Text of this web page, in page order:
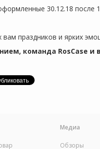
30.12.18 после
вам праздников и ярких
команда RosCase и
Медиа
Обзоры